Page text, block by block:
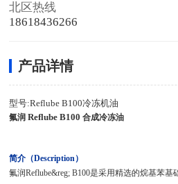
北区热线
18618436266
产品详情
型号:Reflube B100冷冻机油
氟润Reflube B100 合成冷冻油
简介（Description）
氟润Reflube&reg; B100是采用精选的烷基苯基